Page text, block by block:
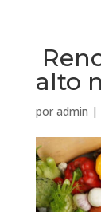
alto
por admin |